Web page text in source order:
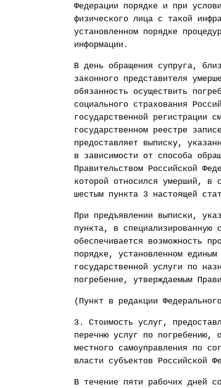
Федерации порядке и при
физического лица с такой
установленном порядке
информации.
В день обращения супруга,
законного представителя
обязанность осуществить
социального страхования
государственной регистрации
государственном реестре
предоставляет выписку,
в зависимости от способа
Правительством Российской
которой относился умерший, в
шестым пункта 3 настоящей
При предъявлении выписки,
пункта, в специализированную
обеспечивается возможность
порядке, установленном единым
государственной услуги по
погребение, утверждаемым
(Пункт в редакции
3. Стоимость услуг,
перечню услуг по погребению,
местного самоуправления по
власти субъектов Российской
В течение пяти рабочих дней